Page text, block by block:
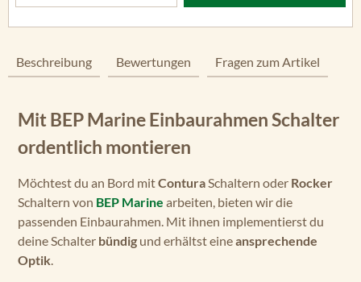
Beschreibung Bewertungen Fragen zum Artikel
Mit BEP Marine Einbaurahmen Schalter
ordentlich montieren
Möchtest du an Bord mitConturaSchaltern oder Rocker
Schaltern von BEP Marine arbeiten, bieten wir die
passenden Einbaurahmen. Mit ihnen implementierst du
deine Schalter bündig und erhältst eineansprechende
Optik.